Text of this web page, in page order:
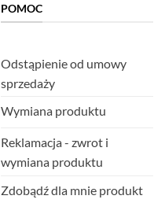
POMOC
Odstąpienie od umowy
sprzedaży
Wymiana produktu
Reklamacja - zwrot i
wymiana produktu
Zdobądź dla mnie produkt